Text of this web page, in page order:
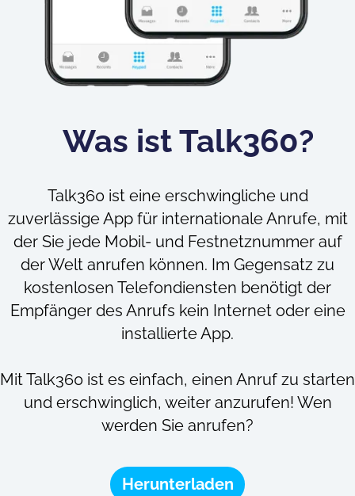
Was ist Talk360?
Talk360 ist eine erschwingliche und
zuverlässige App für internationale Anrufe, mit
der Sie jede Mobil- und Festnetznummer auf
der Welt anrufen können. Im Gegensatz zu
kostenlosen Telefondiensten benötigt der
Empfänger des Anrufs kein Internet oder eine
installierte App.
Mit Talk360 ist es einfach, einen Anruf zu starten
und erschwinglich, weiter anzurufen! Wen
werden Sie anrufen?
Herunterladen